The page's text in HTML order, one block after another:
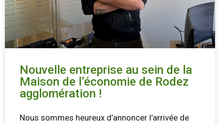
Nouvelle entreprise au sein de la
Maison de l’économie de Rodez
agglomération !
Nous sommes heureux d’annoncer l’arrivée de